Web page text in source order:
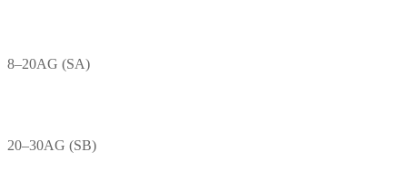
8–20AG (SA)
20–30AG (SB)